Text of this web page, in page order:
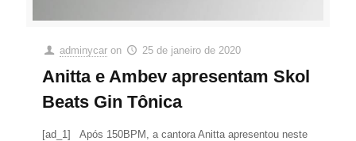
adminycar on 25 de janeiro de 2020
Anitta e Ambev apresentam Skol
Beats Gin Tônica
[ad_1] Após 150BPM, a cantora Anitta apresentou neste